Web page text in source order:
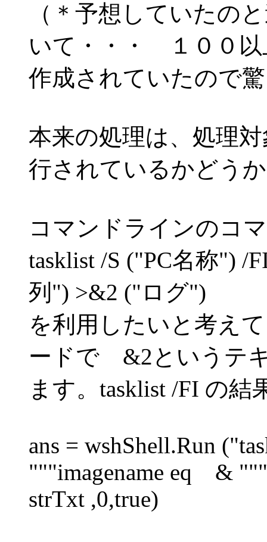
（＊予想していたの
いて・・・ １００以
作成されていたので
本来の処理は、処理
行されているかどう
コマンドラインのコ
tasklist /S ("PC名称") /
列") >&2 ("ログ")
を利用したいと考え
ードで &2というテ
ます。tasklist /FI の
ans = wshShell.Run
"""imagename eq &
strTxt ,0,true)